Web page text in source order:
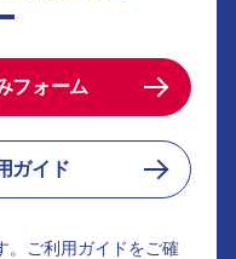
フォーム
ガイド
。ご利用ガイドをご確